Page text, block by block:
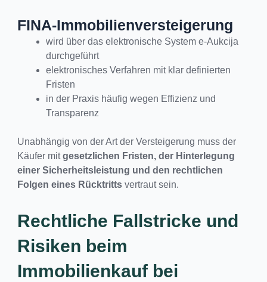
FINA-Immobilienversteigerung
wird über das elektronische System e-Aukcija
durchgeführt
elektronisches Verfahren mit klar definierten
Fristen
in der Praxis häufig wegen Effizienz und
Transparenz
Unabhängig von der Art der Versteigerung muss der
Käufer mitgesetzlichen Fristen, der Hinterlegung
einer Sicherheitsleistung und den rechtlichen
Folgen eines Rücktrittsvertraut sein.
Rechtliche Fallstricke und
Risiken beim
Immobilienkauf bei